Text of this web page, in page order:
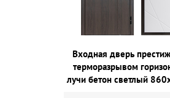
Входная дверь
терморазрывом
лучи бетон светлый